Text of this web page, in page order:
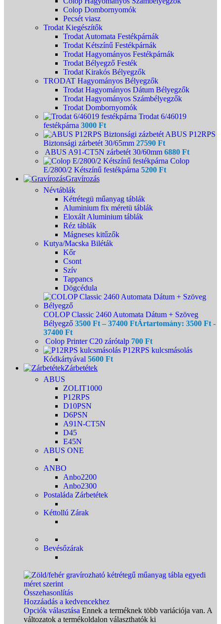
Colop Dombornyomók
Pecsét viasz
Trodat Kiegészítők
Trodat Automata Festékpárnák
Trodat Kétszínű Festékpárnák
Trodat Hagyományos Festékpárnák
Trodat Bélyegző Festék
Trodat Kirakós Bélyegzők
TRODAT Hagyományos Bélyegzők
Trodat Hagyományos Dátum Bélyegzők
Trodat Hagyományos Számbélyegzők
Trodat Dombornyomók
Trodat 6/46019
festékpárna 3000 Ft
ABUS P12RPS
Biztonsági zárbetét 30/65mm 27590 Ft
ABUS A91-CT5N zárbetét 30/60mm 6880 Ft
Colop
E/2800/2 Kétszínű festékpárna 5200 Ft
Gravírozás
Névtáblák
Kétrétegü műanyag táblák
Aluminium fix méretü táblák
Eloxált Aluminium táblák
Réz táblák
Mágneses kitűzők
Kutya/Macska Biléták
Kőr
Csont
Szív
Tappancs
Dögcédula
COLOP Classic 2460 Automata Dátum + Szöveg
Bélyegző 3500 Ft – 37400 FtÁrtartomány: 3500 Ft -
37400 Ft
Colop Printer C20 zárótalp 700 Ft
P12RPS kulcsmásolás
Kódkártyával 5600 Ft
Zárbetétek
ABUS
ZOLIT1000
P12RPS
D10PSN
D6PSN
A91N-CT5N
D45
E45N
ABUS ONE
ANBO
Anbo2200
Anbo2300
Postaláda Zárbetétek
Kéttollú Zárak
Bevésőzárak
Összehasonlítás
Hozzáadás a kedvencekhez
Opciók választása Ennek a terméknek több variációja van. A
változatok a termékoldalon választhatók ki